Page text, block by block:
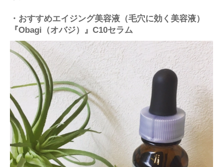
・おすすめエイジング美容液（毛穴に効く美容液）
『Obagi（オバジ）』C10セラム